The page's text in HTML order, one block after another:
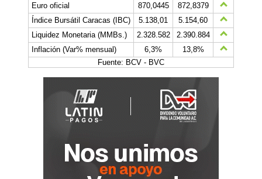
Euro oficial
870,0445
872,8379
Índice Bursátil Caracas (IBC)
5.138,01
5.154,60
Liquidez Monetaria (MMBs.)
2.328.582
2.390.884
Inflación (Var% mensual)
6,3%
13,8%
Fuente: BCV - BVC